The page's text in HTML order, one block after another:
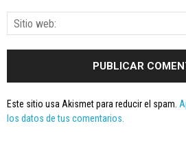
Este sitio usa Akismet para reducir el spam.
los datos de tus comentarios.